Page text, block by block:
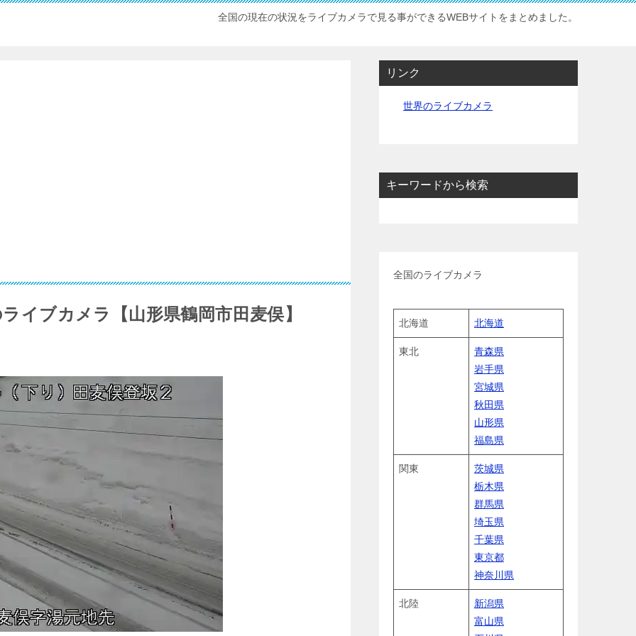
全国の現在の状況をライブカメラで見る事ができるWEBサイトをまとめました。
イブカメラ【山形県鶴岡市田麦俣】
リンク
世界のライブカメラ
キーワードから検索
全国のライブカメラ
北海道 北海道
東北
青森県
岩手県
宮城県
秋田県
山形県
福島県
関東
茨城県
栃木県
群馬県
埼玉県
千葉県
東京都
神奈川県
北陸
新潟県
富山県